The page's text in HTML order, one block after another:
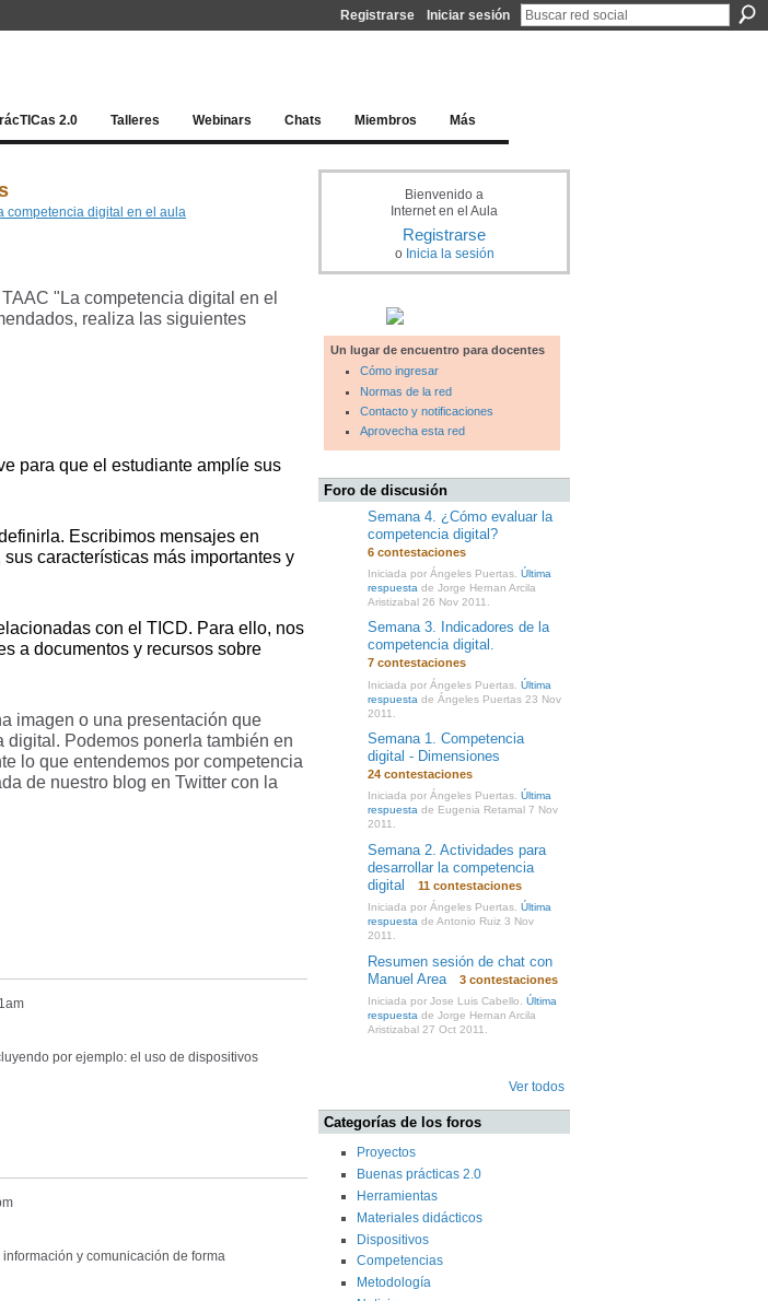
Registrarse Iniciar sesión
2.0 Talleres Webinars Chats Miembros Más
competencia digital en el aula
"La competencia digital en el
realiza las siguientes
para que el estudiante amplíe sus
Escribimos mensajes en
características más importantes y
con el TICD. Para ello, nos
a documentos y recursos sobre
imagen o una presentación que
Podemos ponerla también en
lo que entendemos por competencia
de nuestro blog en Twitter con la
por ejemplo: el uso de dispositivos
y comunicación de forma
Bienvenido a
Internet en el Aula
Registrarse
o Inicia la sesión
Un lugar de encuentro para docentes
Cómo ingresar
Normas de la red
Contacto y notificaciones
Aprovecha esta red
Foro de discusión
Semana 4. ¿Cómo evaluar la
competencia digital?
6 contestaciones
Iniciada por Ángeles Puertas. Última
respuesta de Jorge Hernan Arcila
Aristizabal 26 Nov 2011.
Semana 3. Indicadores de la
competencia digital.
7 contestaciones
Iniciada por Ángeles Puertas. Última
respuesta de Ángeles Puertas 23 Nov
2011.
Semana 1. Competencia
digital - Dimensiones
24 contestaciones
Iniciada por Ángeles Puertas. Última
respuesta de Eugenia Retamal 7 Nov
2011.
Semana 2. Actividades para
desarrollar la competencia
digital
11 contestaciones
Iniciada por Ángeles Puertas. Última
respuesta de Antonio Ruiz 3 Nov
2011.
Resumen sesión de chat con
Manuel Area
3 contestaciones
Iniciada por Jose Luis Cabello. Última
respuesta de Jorge Hernan Arcila
Aristizabal 27 Oct 2011.
Ver todos
Categorías de los foros
Proyectos
Buenas prácticas 2.0
Herramientas
Materiales didácticos
Dispositivos
Competencias
Metodología